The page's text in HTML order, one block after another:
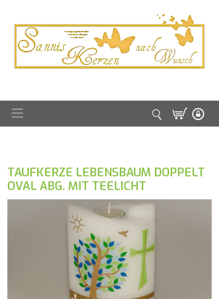
TAUFKERZE LEBENSBAUM DOPPELT
OVAL ABG. MIT TEELICHT